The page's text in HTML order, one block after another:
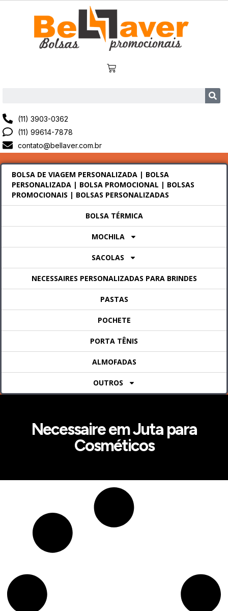
(11) 3903-0362
(11) 99614-7878
contato@bellaver.com.br
BOLSA DE VIAGEM PERSONALIZADA | BOLSA
PERSONALIZADA | BOLSA PROMOCIONAL | BOLSAS
PROMOCIONAIS | BOLSAS PERSONALIZADAS
BOLSA TÉRMICA
MOCHILA
SACOLAS
NECESSAIRES PERSONALIZADAS PARA BRINDES
PASTAS
POCHETE
PORTA TÊNIS
ALMOFADAS
OUTROS
Necessaire em Juta para
Cosméticos